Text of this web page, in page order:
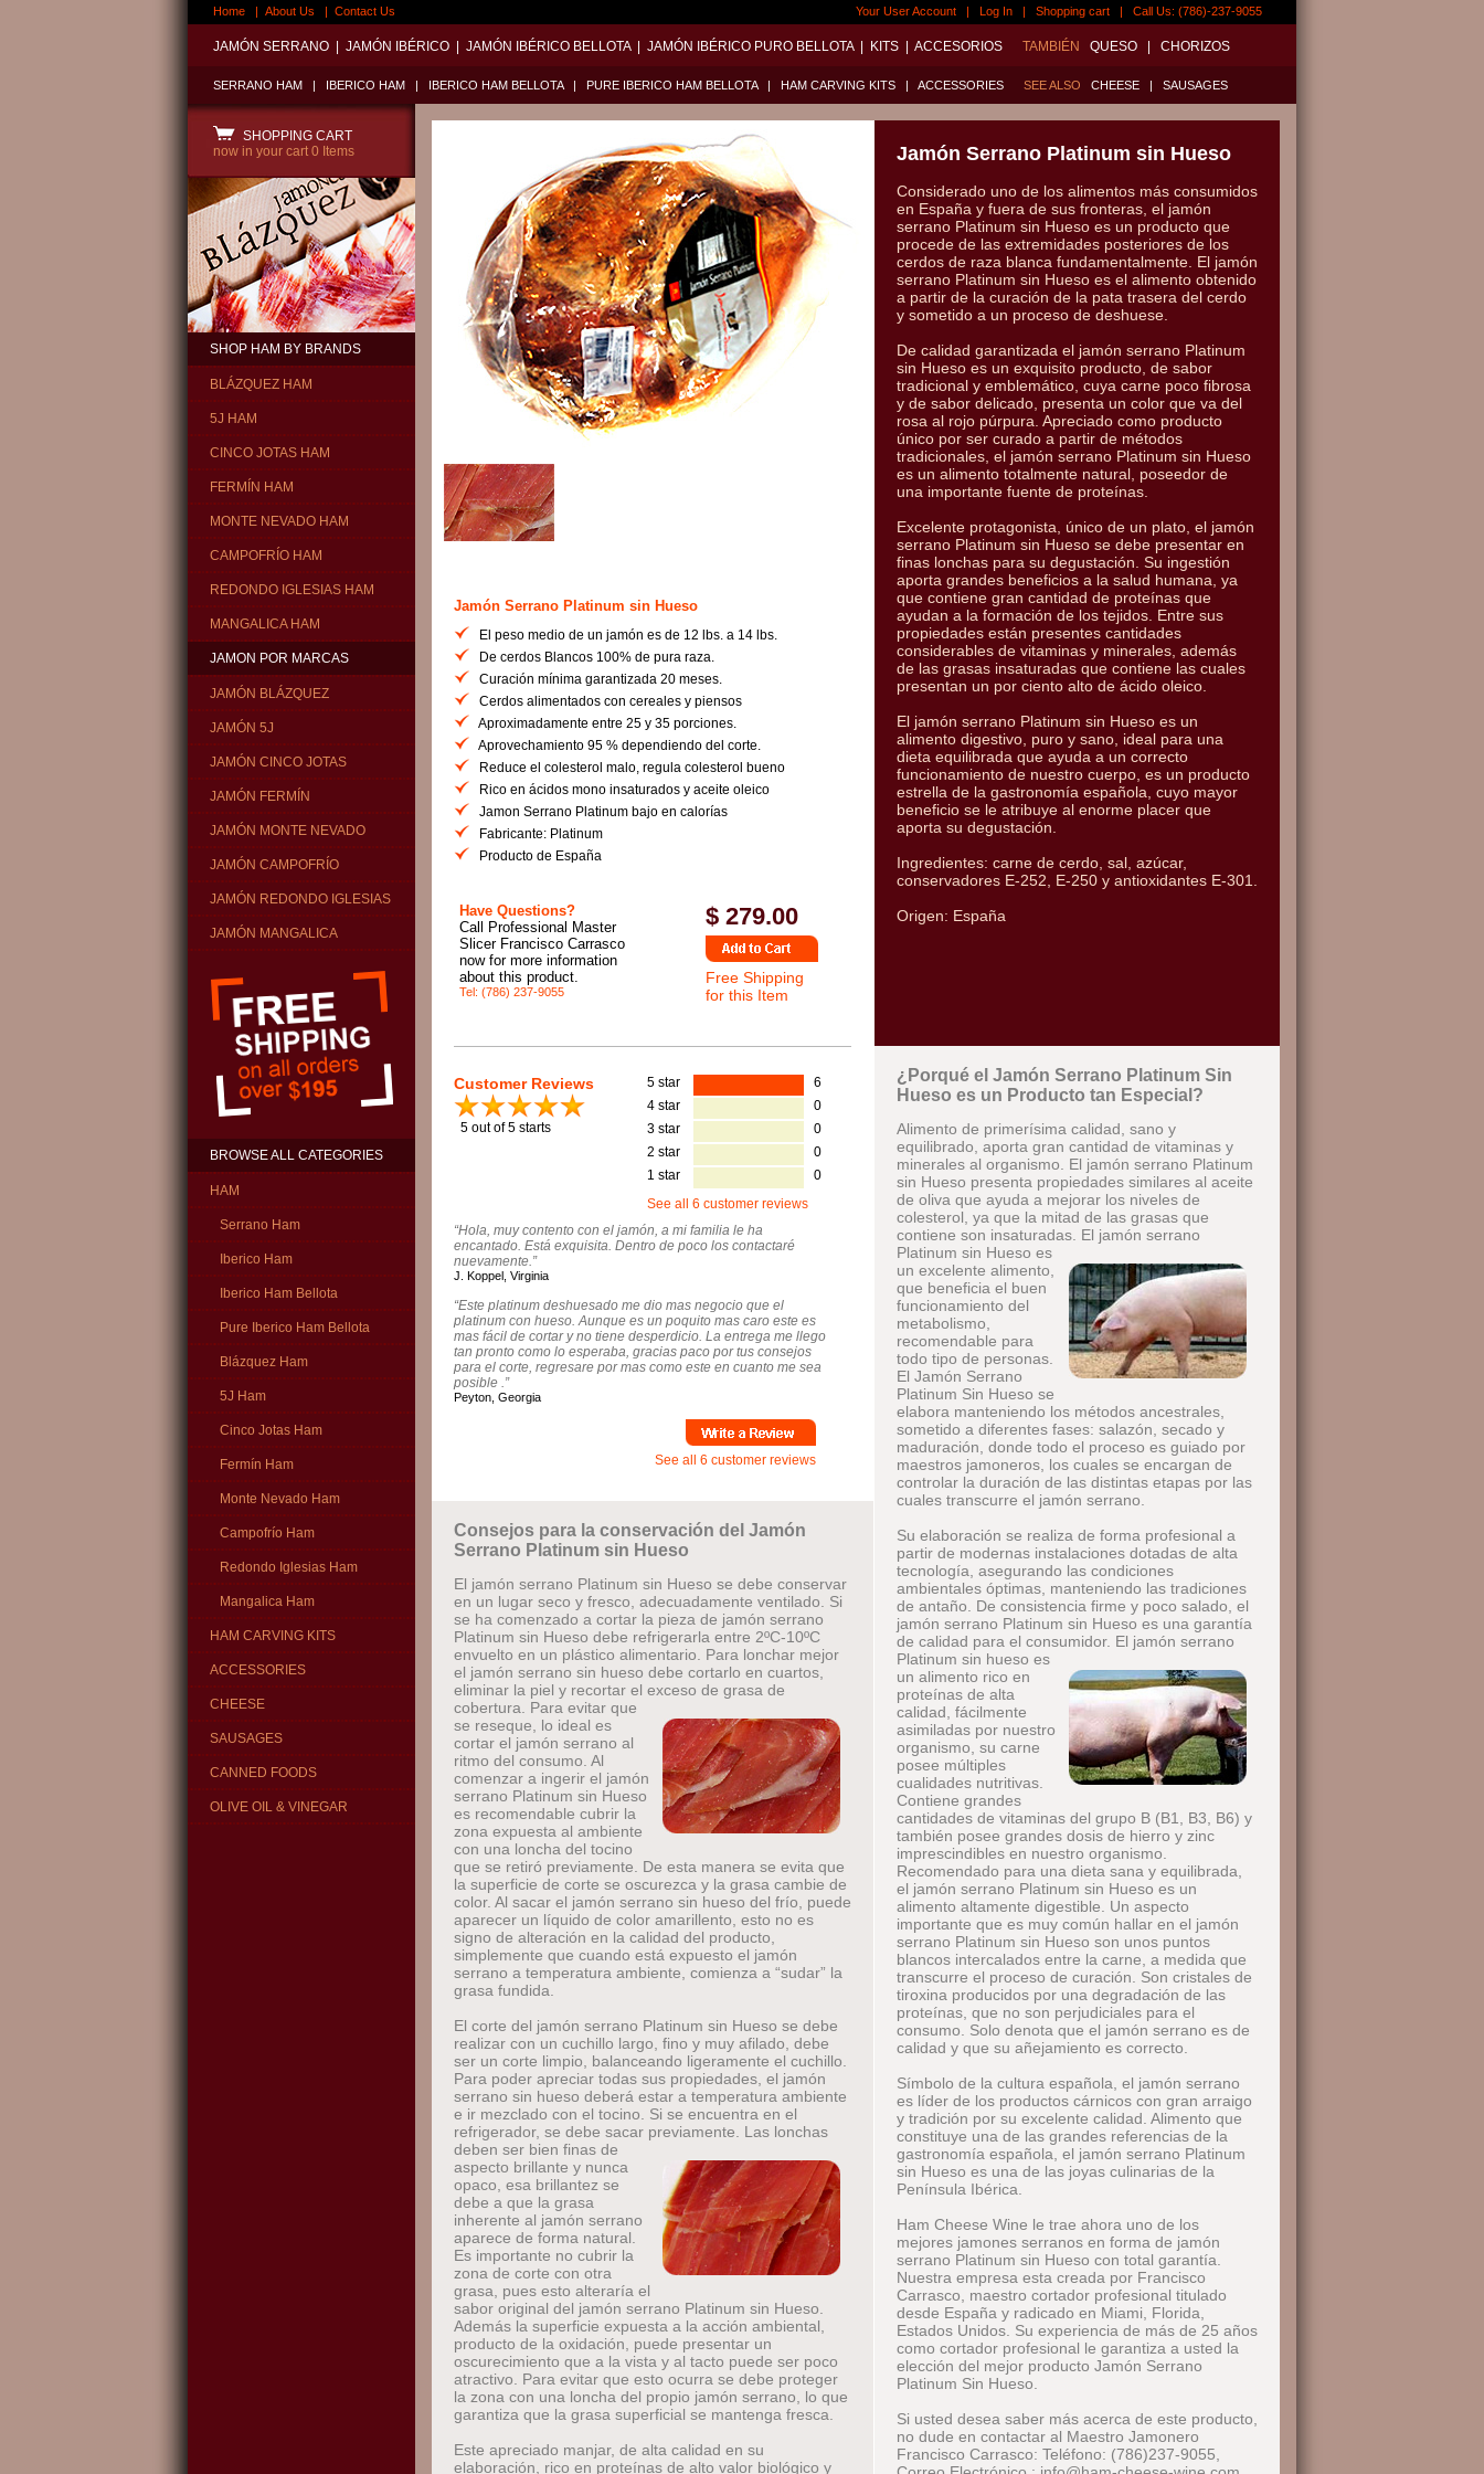
Home | About Us | Contact Us Your User Account | Log In | Shopping cart | Call Us: (786)-237-9055
JAMÓN SERRANO JAMÓN IBÉRICO JAMÓN IBÉRICO BELLOTA JAMÓN IBÉRICO PURO BELLOTA KITS ACCESORIOS TAMBIÉN QUESO CHORIZOS
SERRANO HAM | IBERICO HAM | IBERICO HAM BELLOTA | PURE IBERICO HAM BELLOTA | HAM CARVING KITS | ACCESSORIES SEE ALSO CHEESE | SAUSAGES
SHOPPING CART
now in your cart 0 Items
SHOP HAM BY BRANDS
BLÁZQUEZ HAM
5J HAM
CINCO JOTAS HAM
FERMÍN HAM
MONTE NEVADO HAM
CAMPOFRÍO HAM
REDONDO IGLESIAS HAM
MANGALICA HAM
JAMON POR MARCAS
JAMÓN BLÁZQUEZ
JAMÓN 5J
JAMÓN CINCO JOTAS
JAMÓN FERMÍN
JAMÓN MONTE NEVADO
JAMÓN CAMPOFRÍO
JAMÓN REDONDO IGLESIAS
JAMÓN MANGALICA
BROWSE ALL CATEGORIES
HAM
Serrano Ham
Iberico Ham
Iberico Ham Bellota
Pure Iberico Ham Bellota
Blázquez Ham
5J Ham
Cinco Jotas Ham
Fermín Ham
Monte Nevado Ham
Campofrío Ham
Redondo Iglesias Ham
Mangalica Ham
HAM CARVING KITS
ACCESSORIES
CHEESE
SAUSAGES
CANNED FOODS
OLIVE OIL & VINEGAR
Jamón Serrano Platinum sin Hueso
El peso medio de un jamón es de 12 lbs. a 14 lbs.
De cerdos Blancos 100% de pura raza.
Curación mínima garantizada 20 meses.
Cerdos alimentados con cereales y piensos
Aproximadamente entre 25 y 35 porciones.
Aprovechamiento 95 % dependiendo del corte.
Reduce el colesterol malo, regula colesterol bueno
Rico en ácidos mono insaturados y aceite oleico
Jamon Serrano Platinum bajo en calorías
Fabricante: Platinum
Producto de España
Have Questions?
Call Professional Master
Slicer Francisco Carrasco
now for more information
about this product.
Tel: (786) 237-9055
$ 279.00
Free Shipping
for this Item
Jamón Serrano Platinum sin Hueso
Considerado uno de los alimentos más consumidos
en España y fuera de sus fronteras, el jamón
serrano Platinum sin Hueso es un producto que
procede de las extremidades posteriores de los
cerdos de raza blanca fundamentalmente. El jamón
serrano Platinum sin Hueso es el alimento obtenido
a partir de la curación de la pata trasera del cerdo
y sometido a un proceso de deshuese.
De calidad garantizada el jamón serrano Platinum
sin Hueso es un exquisito producto, de sabor
tradicional y emblemático, cuya carne poco fibrosa
y de sabor delicado, presenta un color que va del
rosa al rojo púrpura. Apreciado como producto
único por ser curado a partir de métodos
tradicionales, el jamón serrano Platinum sin Hueso
es un alimento totalmente natural, poseedor de
una importante fuente de proteínas.
Excelente protagonista, único de un plato, el jamón
serrano Platinum sin Hueso se debe presentar en
finas lonchas para su degustación. Su ingestión
aporta grandes beneficios a la salud humana, ya
que contiene gran cantidad de proteínas que
ayudan a la formación de los tejidos. Entre sus
propiedades están presentes cantidades
considerables de vitaminas y minerales, además
de las grasas insaturadas que contiene las cuales
presentan un por ciento alto de ácido oleico.
El jamón serrano Platinum sin Hueso es un
alimento digestivo, puro y sano, ideal para una
dieta equilibrada que ayuda a un correcto
funcionamiento de nuestro cuerpo, es un producto
estrella de la gastronomía española, cuyo mayor
beneficio se le atribuye al enorme placer que
aporta su degustación.
Ingredientes: carne de cerdo, sal, azúcar,
conservadores E-252, E-250 y antioxidantes E-301.
Origen: España
Customer Reviews
5 out of 5 starts
5 star
6
4 star
0
3 star
0
2 star
0
1 star
0
See all 6 customer reviews
“Hola, muy contento con el jamón, a mi familia le ha
encantado. Está exquisita. Dentro de poco los contactaré
nuevamente.”
J. Koppel, Virginia
“Este platinum deshuesado me dio mas negocio que el
platinum con hueso. Aunque es un poquito mas caro este es
mas fácil de cortar y no tiene desperdicio. La entrega me llego
tan pronto como lo esperaba, gracias paco por tus consejos
para el corte, regresare por mas como este en cuanto me sea
posible .”
Peyton, Georgia
See all 6 customer reviews
Consejos para la conservación del Jamón
Serrano Platinum sin Hueso
El jamón serrano Platinum sin Hueso se debe conservar
en un lugar seco y fresco, adecuadamente ventilado. Si
se ha comenzado a cortar la pieza de jamón serrano
Platinum sin Hueso debe refrigerarla entre 2ºC-10ºC
envuelto en un plástico alimentario. Para lonchar mejor
el jamón serrano sin hueso debe cortarlo en cuartos,
eliminar la piel y recortar el exceso de grasa de
cobertura. Para evitar que
se reseque, lo ideal es
cortar el jamón serrano al
ritmo del consumo. Al
comenzar a ingerir el jamón
serrano Platinum sin Hueso
es recomendable cubrir la
zona expuesta al ambiente
con una loncha del tocino
que se retiró previamente. De esta manera se evita que
la superficie de corte se oscurezca y la grasa cambie de
color. Al sacar el jamón serrano sin hueso del frío, puede
aparecer un líquido de color amarillento, esto no es
signo de alteración en la calidad del producto,
simplemente que cuando está expuesto el jamón
serrano a temperatura ambiente, comienza a “sudar” la
grasa fundida.
El corte del jamón serrano Platinum sin Hueso se debe
realizar con un cuchillo largo, fino y muy afilado, debe
ser un corte limpio, balanceando ligeramente el cuchillo.
Para poder apreciar todas sus propiedades, el jamón
serrano sin hueso deberá estar a temperatura ambiente
e ir mezclado con el tocino. Si se encuentra en el
refrigerador, se debe sacar previamente. Las lonchas
deben ser bien finas de
aspecto brillante y nunca
opaco, esa brillantez se
debe a que la grasa
inherente al jamón serrano
aparece de forma natural.
Es importante no cubrir la
zona de corte con otra
grasa, pues esto alteraría el
sabor original del jamón serrano Platinum sin Hueso.
Además la superficie expuesta a la acción ambiental,
producto de la oxidación, puede presentar un
oscurecimiento que a la vista y al tacto puede ser poco
atractivo. Para evitar que esto ocurra se debe proteger
la zona con una loncha del propio jamón serrano, lo que
garantiza que la grasa superficial se mantenga fresca.
Este apreciado manjar, de alta calidad en su
elaboración, rico en proteínas de alto valor biológico y
¿Porqué el Jamón Serrano Platinum Sin
Hueso es un Producto tan Especial?
Alimento de primerísima calidad, sano y
equilibrado, aporta gran cantidad de vitaminas y
minerales al organismo. El jamón serrano Platinum
sin Hueso presenta propiedades similares al aceite
de oliva que ayuda a mejorar los niveles de
colesterol, ya que la mitad de las grasas que
contiene son insaturadas. El jamón serrano
Platinum sin Hueso es
un excelente alimento,
que beneficia el buen
funcionamiento del
metabolismo,
recomendable para
todo tipo de personas.
El Jamón Serrano
Platinum Sin Hueso se
elabora manteniendo los métodos ancestrales,
sometido a diferentes fases: salazón, secado y
maduración, donde todo el proceso es guiado por
maestros jamoneros, los cuales se encargan de
controlar la duración de las distintas etapas por las
cuales transcurre el jamón serrano.
Su elaboración se realiza de forma profesional a
partir de modernas instalaciones dotadas de alta
tecnología, asegurando las condiciones
ambientales óptimas, manteniendo las tradiciones
de antaño. De consistencia firme y poco salado, el
jamón serrano Platinum sin Hueso es una garantía
de calidad para el consumidor. El jamón serrano
Platinum sin hueso es
un alimento rico en
proteínas de alta
calidad, fácilmente
asimiladas por nuestro
organismo, su carne
posee múltiples
cualidades nutritivas.
Contiene grandes
cantidades de vitaminas del grupo B (B1, B3, B6) y
también posee grandes dosis de hierro y zinc
imprescindibles en nuestro organismo.
Recomendado para una dieta sana y equilibrada,
el jamón serrano Platinum sin Hueso es un
alimento altamente digestible. Un aspecto
importante que es muy común hallar en el jamón
serrano Platinum sin Hueso son unos puntos
blancos intercalados entre la carne, a medida que
transcurre el proceso de curación. Son cristales de
tiroxina producidos por una degradación de las
proteínas, que no son perjudiciales para el
consumo. Solo denota que el jamón serrano es de
calidad y que su añejamiento es correcto.
Símbolo de la cultura española, el jamón serrano
es líder de los productos cárnicos con gran arraigo
y tradición por su excelente calidad. Alimento que
constituye una de las grandes referencias de la
gastronomía española, el jamón serrano Platinum
sin Hueso es una de las joyas culinarias de la
Península Ibérica.
Ham Cheese Wine le trae ahora uno de los
mejores jamones serranos en forma de jamón
serrano Platinum sin Hueso con total garantía.
Nuestra empresa esta creada por Francisco
Carrasco, maestro cortador profesional titulado
desde España y radicado en Miami, Florida,
Estados Unidos. Su experiencia de más de 25 años
como cortador profesional le garantiza a usted la
elección del mejor producto Jamón Serrano
Platinum Sin Hueso.
Si usted desea saber más acerca de este producto,
no dude en contactar al Maestro Jamonero
Francisco Carrasco: Teléfono: (786)237-9055,